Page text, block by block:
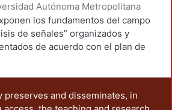
Autónoma Metropolitana
Unidad Azcapotzalco.,2003)
Cruz, Carlos; Rodríguez, Ezequiel
los fundamentos del campo
de señales” organizados y
de acuerdo con el plan de
el segundo se refiere a la
preserves and disseminates, in